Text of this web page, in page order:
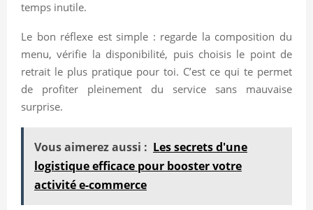
temps inutile.
Le bon réflexe est simple : regarde la composition du
menu, vérifie la disponibilité, puis choisis le point de
retrait le plus pratique pour toi. C’est ce qui te permet
de profiter pleinement du service sans mauvaise
surprise.
Vous aimerez aussi : Les secrets d'une
logistique efficace pour booster votre
activité e-commerce